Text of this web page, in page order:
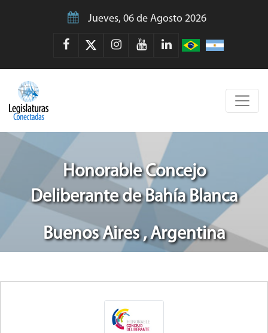
Jueves, 06 de Agosto 2026
Honorable Concejo
Deliberante de Bahía Blanca
Buenos Aires , Argentina